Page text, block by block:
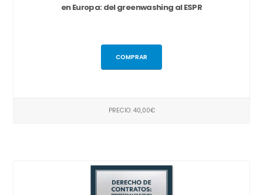
en Europa: del greenwashing al ESPR
COMPRAR
PRECIO: 40,00€